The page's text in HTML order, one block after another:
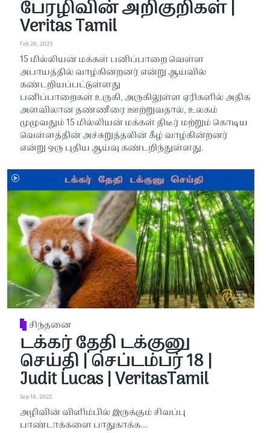
பேரழிவின் அறிகுறிகள் |
Veritas Tamil
Feb 28, 2023
15 மில்லியன் மக்கள் பனிப்பாறை வெள்ள
அபாயத்தில் வாழ்கின்றனர் என்று ஆய்வில்
கண்டறியப்பட்டுள்ளது
பனிப்பாறைகள் உருகி, அருகிலுள்ள ஏரிகளில் அதிக
அளவிலான தண்ணீரை ஊற்றுவதால், உலகம்
முழுவதும் 15 மில்லியன் மக்கள் திடீர் மற்றும் கொடிய
வெள்ளத்தின் அச்சுறுத்தலின் கீழ் வாழ்கின்றனர்
என்று ஒரு புதிய ஆய்வு கண்டறிந்துள்ளது.
சிந்தனை
டக்கர் தேதி டக்குனு
செய்தி | செப்டம்பர் 18 |
Judit Lucas | VeritasTamil
Sep 18, 2022
அழிவின் விளிம்பில் இருக்கும் சிவப்பு
பாண்டாக்களை பாதுகாக்க...